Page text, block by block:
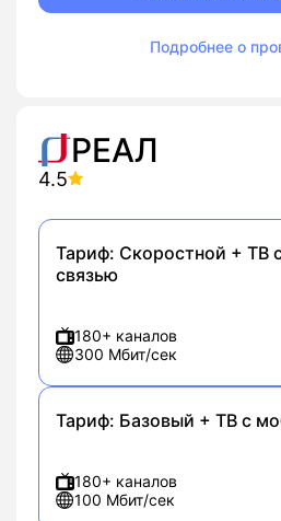
Подробнее о
РЕАЛ
4.5
Тариф: Скоростной + ТВ
связью
180+ каналов
300 Мбит/сек
Тариф: Базовый + ТВ с
180+ каналов
100 Мбит/сек